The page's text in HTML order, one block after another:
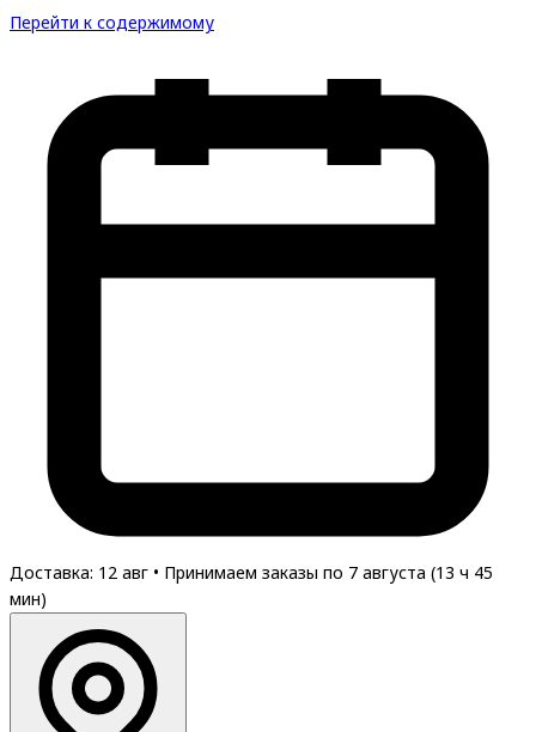
Перейти к содержимому
Доставка: 12 авг • Принимаем заказы по 7 августа (13 ч 45
мин)